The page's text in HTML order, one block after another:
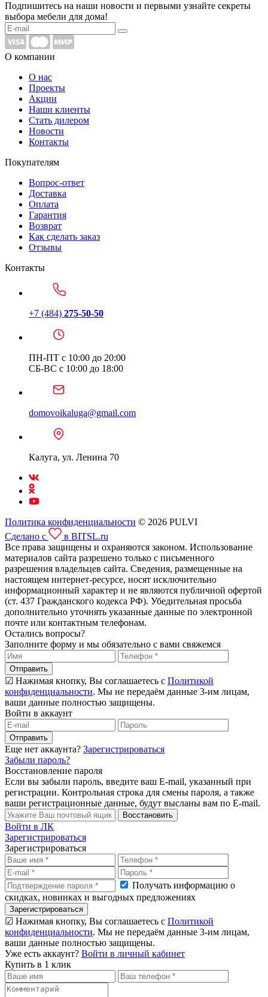
Подпишитесь на наши новости и первыми узнайте секреты
выбора мебели для дома!
О компании
О нас
Проекты
Акции
Наши клиенты
Стать дилером
Новости
Контакты
Покупателям
Вопрос-ответ
Доставка
Оплата
Гарантия
Возврат
Как сделать заказ
Отзывы
Контакты
+7 (484) 275-50-50
ПН-ПТ с 10:00 до 20:00
СБ-ВС с 10:00 до 18:00
domovoikaluga@gmail.com
Калуга, ул. Ленина 70
Политика конфиденциальности © 2026 PULVI
Сделано с
в BITSL.ru
Все права защищены и охраняются законом. Использование
материалов сайта разрешено только с письменного
разрешения владельцев сайта. Сведения, размещенные на
настоящем интернет-ресурсе, носят исключительно
информационный характер и не являются публичной офертой
(ст. 437 Гражданского кодекса РФ). Убедительная просьба
дополнительно уточнять указанные данные по электронной
почте или контактным телефонам.
Остались вопросы?
Заполните форму и мы обязательно с вами свяжемся
Отправить
☑ Нажимая кнопку, Вы соглашаетесь с Политикой
конфиденциальности. Мы не передаём данные 3-им лицам,
ваши данные полностью защищены.
Войти в аккаунт
Отправить
Еще нет аккаунта? Зарегистрироваться
Забыли пароль?
Восстановление пароля
Если вы забыли пароль, введите ваш E-mail, указанный при
регистрации. Контрольная строка для смены пароля, а также
ваши регистрационные данные, будут высланы вам по E-mail.
Восстановить
Войти в ЛК
Зарегистрироваться
Зарегистрироваться
Получать информацию о
скидках, новинках и выгодных предложениях
Зарегистрироваться
☑ Нажимая кнопку, Вы соглашаетесь с Политикой
конфиденциальности. Мы не передаём данные 3-им лицам,
ваши данные полностью защищены.
Уже есть аккаунт? Войти в личный кабинет
Купить в 1 клик